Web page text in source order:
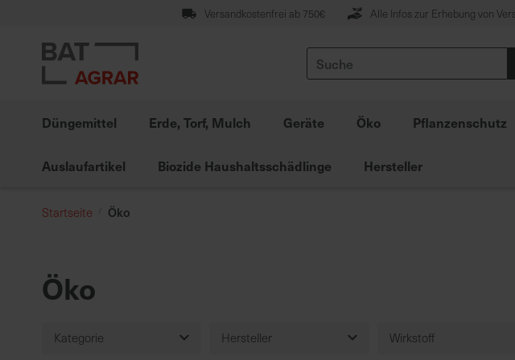
springen
Versandkostenfrei ab 750€ Alle Infos zur Erhebung von
Suche
Düngemittel Erde, Torf, Mulch Geräte Öko Pflanzenschutz
Auslaufartikel Biozide Haushaltsschädlinge Hersteller
Startseite Öko
Öko
Kategorie Hersteller Wirkstoff